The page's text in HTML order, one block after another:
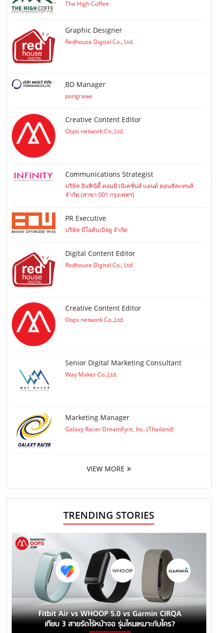
The High Coffee
Graphic Designer
Redhouse Digital Co., Ltd.
ฺBD Manager
pongrawe
Creative Content Editor
Oops network Co.,Ltd.
Communications Strategist
บริษัท อินฟินิตี้ คอมมิวนิเคชั่นส์ แอนด์ คอนซัลแทนส์
จำกัด (สาขา 001 กรุงเทพฯ)
PR Executive
บริษัท บีโอดับเบิลยู จำกัด
Digital Content Editor
Redhouse Digital Co., Ltd.
Creative Content Editor
Oops network Co.,Ltd.
Senior Digital Marketing Consultant
Way Maker Co.,Ltd.
Marketing Manager
Galaxy Racer DreamFyre, Inc. (Thailand)
VIEW MORE
TRENDING STORIES